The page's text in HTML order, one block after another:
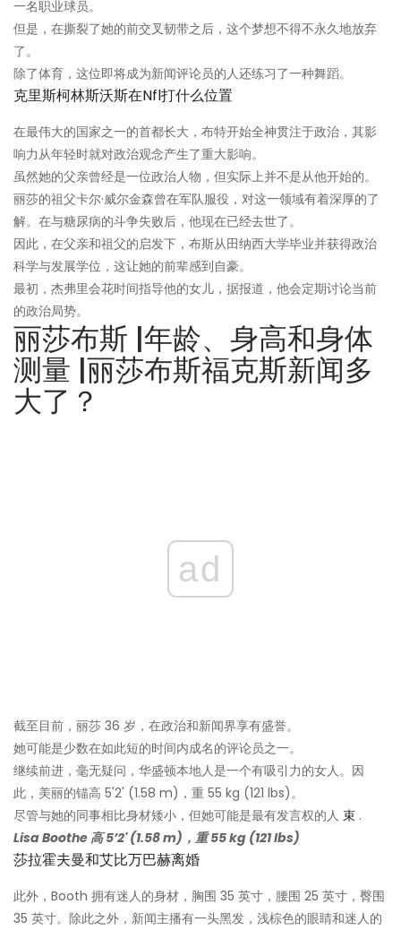
一名职业球员。
但是，在撕裂了她的前交叉韧带之后，这个梦想不得不永久地放弃
了。
除了体育，这位即将成为新闻评论员的人还练习了一种舞蹈。
克里斯柯林斯沃斯在nfl打什么位置
在最伟大的国家之一的首都长大，布特开始全神贯注于政治，其影
响力从年轻时就对政治观念产生了重大影响。
虽然她的父亲曾经是一位政治人物，但实际上并不是从他开始的。
丽莎的祖父卡尔·威尔金森曾在军队服役，对这一领域有着深厚的了
解。在与糖尿病的斗争失败后，他现在已经去世了。
因此，在父亲和祖父的启发下，布斯从田纳西大学毕业并获得政治
科学与发展学位，这让她的前辈感到自豪。
最初，杰弗里会花时间指导他的女儿，据报道，他会定期讨论当前
的政治局势。
丽莎布斯 |年龄、身高和身体
测量 |丽莎布斯福克斯新闻多
大了？
ad
截至目前，丽莎 36 岁，在政治和新闻界享有盛誉。
她可能是少数在如此短的时间内成名的评论员之一。
继续前进，毫无疑问，华盛顿本地人是一个有吸引力的女人。因
此，美丽的锚高 5'2' (1.58 m)，重 55 kg (121 lbs)。
尽管与她的同事相比身材矮小，但她可能是最有发言权的人 束 .
Lisa Boothe 高 5’2' (1.58 m)，重 55 kg (121 lbs)
莎拉霍夫曼和艾比万巴赫离婚
此外，Booth 拥有迷人的身材，胸围 35 英寸，腰围 25 英寸，臀围
35 英寸。除此之外，新闻主播有一头黑发，浅棕色的眼睛和迷人的